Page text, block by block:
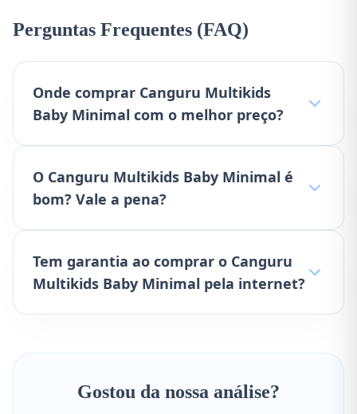
Perguntas Frequentes (FAQ)
Onde comprar Canguru Multikids
Baby Minimal com o melhor preço?
O Canguru Multikids Baby Minimal é
bom? Vale a pena?
Tem garantia ao comprar o Canguru
Multikids Baby Minimal pela internet?
Gostou da nossa análise?